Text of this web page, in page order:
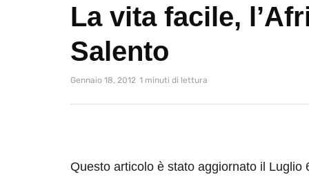
La vita facile,
Salento
Gennaio 18, 2012 1 minuti di lettura
Questo articolo è stato aggiornato il Luglio